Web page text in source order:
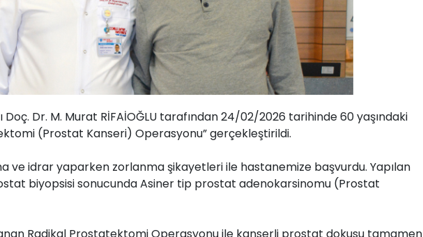
Doç. Dr. M. Murat RİFAİOĞLU tarafından 24/02/2026 tarihinde 60 yaşındaki
(Prostat Kanseri) Operasyonu” gerçekleştirildi.
ve idrar yaparken zorlanma şikayetleri ile hastanemize başvurdu. Yapılan
biyopsisi sonucunda Asiner tip prostat adenokarsinomu (Prostat